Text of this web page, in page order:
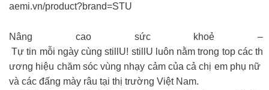
aemi.vn/product?brand=STU
Nâng cao sức khoẻ –
Tự tin mỗi ngày cùng stillU! stillU luôn nằm trong top các th
ương hiệu chăm sóc vùng nhạy cảm của cả chị em phụ nữ
và các đấng mày râu tại thị trường Việt Nam.